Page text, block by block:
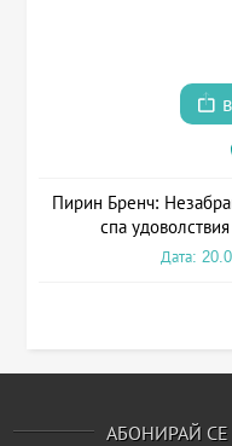
Пирин Бренч:
спа
Дата:
АБОНИРАЙ